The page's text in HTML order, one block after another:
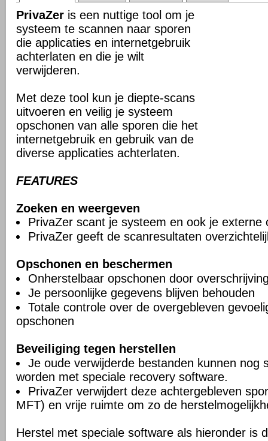
PrivaZer is een nuttige tool om je
systeem te scannen naar sporen
die applicaties en internetgebruik
achterlaten en die je wilt
verwijderen.
Met deze tool kun je diepte-scans
uitvoeren en veilig je systeem
opschonen van alle sporen die het
internetgebruik en gebruik van de
diverse applicaties achterlaten.
FEATURES
Zoeken en weergeven
PrivaZer scant je systeem en ook je externe
PrivaZer geeft de scanresultaten
Opschonen en beschermen
Onherstelbaar opschonen door
Je persoonlijke gegevens blijven behouden
Totale controle over de overgebleven
opschonen
Beveiliging tegen herstellen
Je oude verwijderde bestanden kunnen nog
worden met speciale recovery software.
PrivaZer verwijdert deze achtergebleven
MFT) en vrije ruimte om zo de
Herstel met speciale software als hieronder is